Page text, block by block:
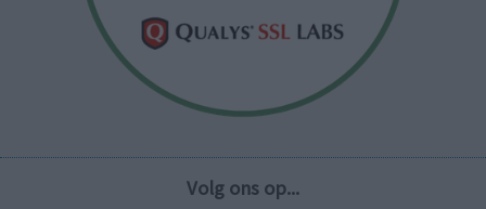
Volg ons op...